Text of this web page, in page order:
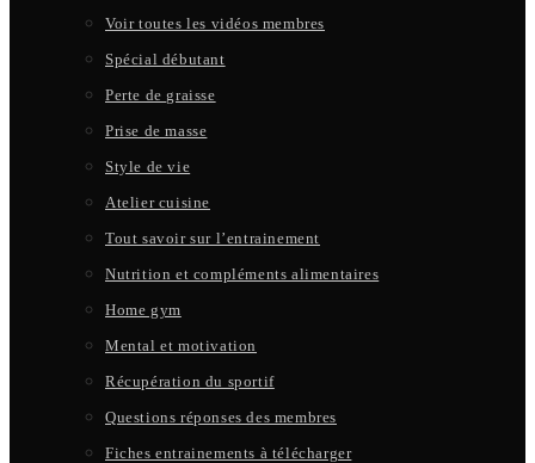
Voir toutes les vidéos membres
Spécial débutant
Perte de graisse
Prise de masse
Style de vie
Atelier cuisine
Tout savoir sur l’entrainement
Nutrition et compléments alimentaires
Home gym
Mental et motivation
Récupération du sportif
Questions réponses des membres
Fiches entrainements à télécharger